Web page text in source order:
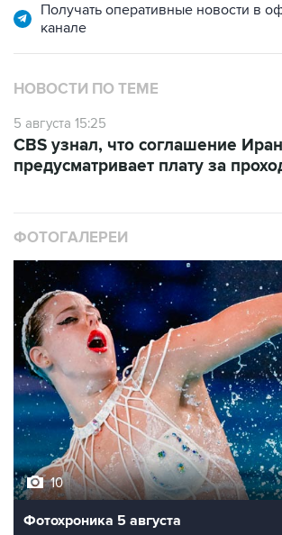
Получать оперативные новости в
канале
НОВОСТИ ПО ТЕМЕ
5 августа 15:25
CBS узнал, что соглашение
предусматривает плату за
ФОТОГАЛЕРЕИ
10
Фотохроника 5 августа